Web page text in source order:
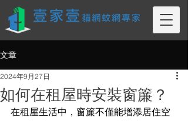
文章
如何在租屋時安裝窗簾？
2024年9月27日
在租屋生活中，窗簾不僅能增添居住空